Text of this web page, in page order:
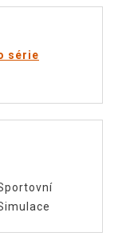
série